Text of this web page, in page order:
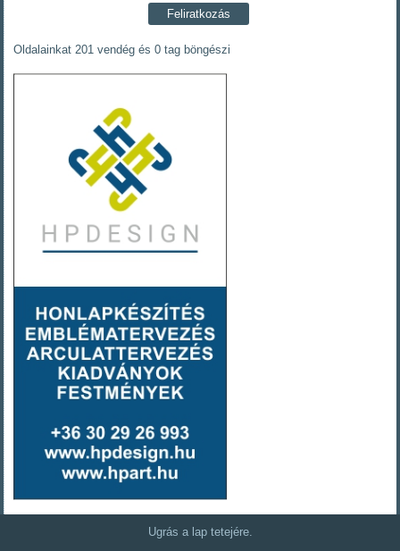
Oldalainkat 201 vendég és 0 tag böngészi
Ugrás a lap tetejére.